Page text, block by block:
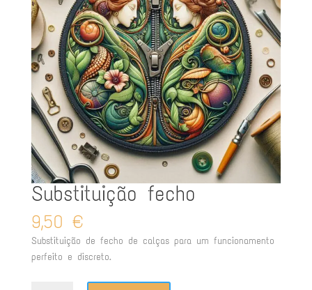
Substituição fecho
9,50 €
Substituição de fecho de calças para um funcionamento
perfeito e discreto.